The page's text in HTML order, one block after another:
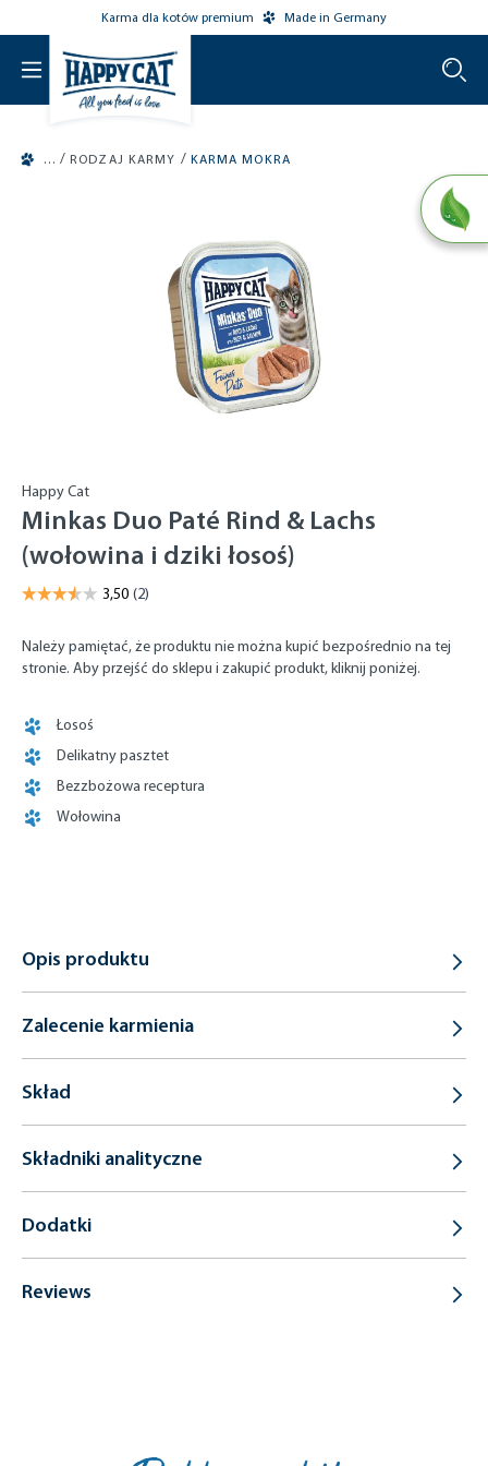
main contentKarma dla kotów premium Made in Germany
/ RODZAJ KARMY / KARMA MOKRA
Happy Cat
Minkas Duo Paté Rind & Lachs
(wołowina i dziki łosoś)
Należy pamiętać, że produktu nie można kupić bezpośrednio na tej
stronie. Aby przejść do sklepu i zakupić produkt, kliknij poniżej.
Łosoś
Delikatny pasztet
Bezzbożowa receptura
Wołowina
Opis produktu
Zalecenie karmienia
Skład
Składniki analityczne
Dodatki
Reviews